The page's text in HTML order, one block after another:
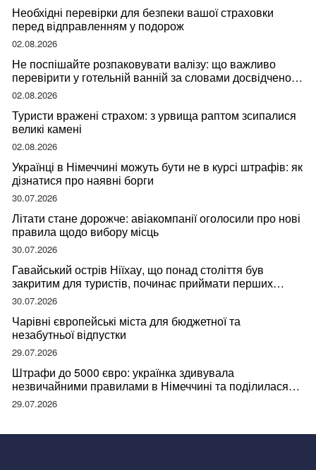
Необхідні перевірки для безпеки вашої страховки
перед відправленням у подорож
02.08.2026
Не поспішайте розпаковувати валізу: що важливо
перевірити у готельній ванній за словами досвідченої
мандрівниці
02.08.2026
Туристи вражені страхом: з урвища раптом зсипалися
великі камені
02.08.2026
Українці в Німеччині можуть бути не в курсі штрафів: як
дізнатися про наявні борги
30.07.2026
Літати стане дорожче: авіакомпанії оголосили про нові
правила щодо вибору місць
30.07.2026
Гавайський острів Ніїхау, що понад століття був
закритим для туристів, починає приймати перших
відвідувачів
30.07.2026
Чарівні європейські міста для бюджетної та
незабутньої відпустки
29.07.2026
Штрафи до 5000 євро: українка здивувала
незвичайними правилами в Німеччині та поділилася
правдою
29.07.2026